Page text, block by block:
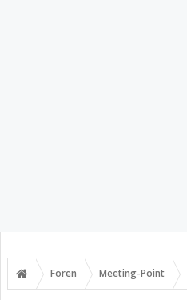
Foren Meeting-Point